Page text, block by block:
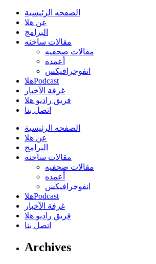
الصفحه الرئيسية
عن هلا
البرامج
مقالات ساخنه
مقالات صحفيه
أعمده
انفوجرافيكس
هلاPodcast
غرفة الآخبار
فريق راديو هلا
اتصل بنا
الصفحه الرئيسية
عن هلا
البرامج
مقالات ساخنه
مقالات صحفيه
أعمده
انفوجرافيكس
هلاPodcast
غرفة الآخبار
فريق راديو هلا
اتصل بنا
Archives